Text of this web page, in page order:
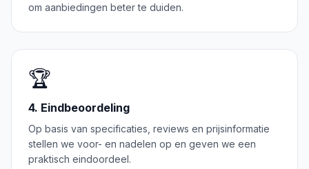
om aanbiedingen beter te duiden.
🏆
4. Eindbeoordeling
Op basis van specificaties, reviews en prijsinformatie
stellen we voor- en nadelen op en geven we een
praktisch eindoordeel.